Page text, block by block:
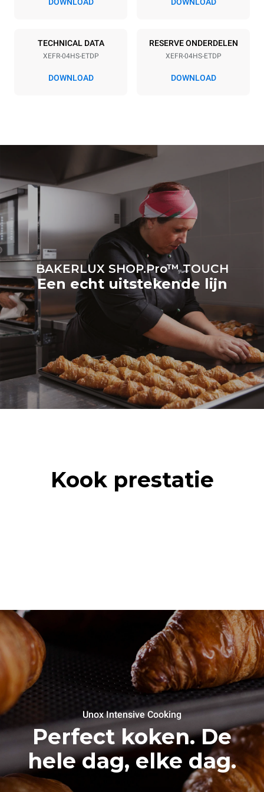
*Verbruik in kwh en co2-uitstoot
geproduceerd. Indirecte
emissies zijn afhankelijk
van de energiemix van het
elektriciteitsnet waarop de
oven is aangesloten; deze
laatste kunnen worden
geëlimineerd door te
kiezen voor energie uit
hernieuwbare
bronnen.
Greenhouse Gas
Protocol
TECHNICAL DATA
XEFR-04HS-ETDP
DOWNLOAD
RESERVE ONDERDELEN
XEFR-04HS-ETDP
DOWNLOAD
BAKERLUX SHOP.Pro™ TOUCH
Een echt uitstekende lijn
Kook prestatie
Unox Intensive Cooking
Perfect koken. De
hele dag, elke dag.